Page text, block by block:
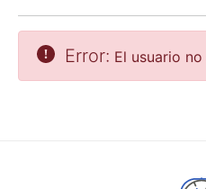
Mostrar/Ocultar
Mostrar/Ocultar
Error: El usuario